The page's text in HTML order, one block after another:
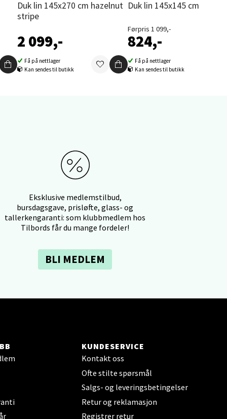
Duk lin 145x270 cm hazelnut
stripe
2 099,-
Få på nettlager
Kan sendes til butikk
Duk lin 145x145 cm olive
Førpris 1 099,-
824,-
Få på nettlager
Kan sendes til butikk
Eksklusive medlemstilbud,
bursdagsgave, prisløfte, glass- og
tallerkengaranti: som klubbmedlem hos
Tilbords får du mange fordeler!
BLI MEDLEM
KUNDESERVICE
Kontakt oss
Ofte stilte spørsmål
Salgs- og leveringsbetingelser
Retur og reklamasjon
Registrer retur